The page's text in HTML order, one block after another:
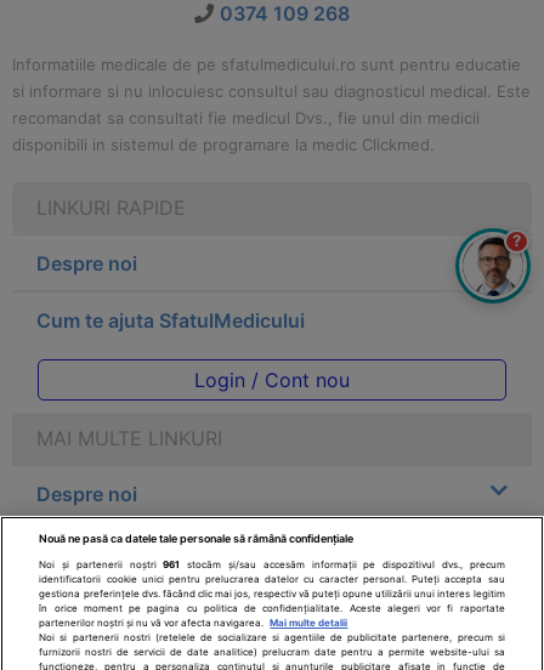
0374 109 268
Informatiile medicale de pe sfatulmedicului.ro sunt pentru educatie
si informare si nu inlocuiesc consultul sau diagnosticul medical. Este
recomandat sa consultati fie medicul Dvs., fie unul din medicii
disponibili in sistemul de programare la medic Clickmed.
LINKURI RAPIDE
Despre noi
Cum te ajuta SfatulMedicului
Login / Cont nou
MAI MULTE LINKURI
Despre noi
Legal
Drepturile consumatorului
Parteneri
?
Nouă ne pasă ca datele tale personale să rămână confidențiale
Noi și partenerii noștri961
stocăm și/sau accesăm informații pe dispozitivul dvs., precum
identificatorii cookie unici pentru prelucrarea datelor cu caracter personal. Puteți accepta sau
gestiona preferințele dvs. făcând clic mai jos, respectiv vă puteți opune utilizării unui interes legitim
în orice moment pe pagina cu politica de confidențialitate. Aceste alegeri vor fi raportate
partenerilor noștri și nu vă vor afecta navigarea.
Mai multe detalii
Noi si partenerii nostri (retelele de socializare si agentiile de publicitate partenere, precum si
furnizorii nostri de servicii de date analitice) prelucram date pentru a permite website-ului sa
functioneze, pentru a personaliza continutul si anunturile publicitare afisate in functie de